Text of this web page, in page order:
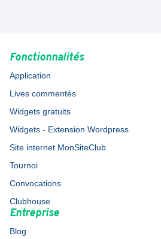
Fonctionnalités
Application
Lives commentés
Widgets gratuits
Widgets - Extension Wordpress
Site internet MonSiteClub
Tournoi
Convocations
Clubhouse
Entreprise
Blog